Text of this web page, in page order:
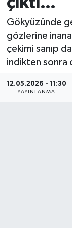
Gökyüzünde
gözlerine
çekimi sanıp
indikten sonra
12.05.2026 - 11:30
YAYINLANMA
KÜLTÜR
YAŞAM
SARIGÖL
SARUHANLI
KIRKAĞAÇ
KULA
SARIGÖL
EKONOMİ
EĞİTİM
KÜLTÜR
SPOR